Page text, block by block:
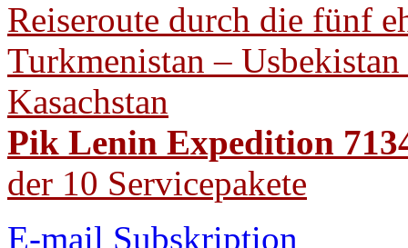
Reiseroute durch die fünf
Turkmenistan –
Kasachstan
Pik Lenin Expedition
der 10 Servicepakete
E-mail Subskription